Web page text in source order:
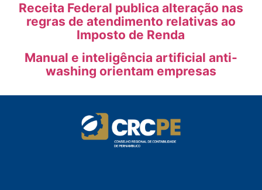
Receita Federal publica alteração nas
regras de atendimento relativas ao
Imposto de Renda
Manual e inteligência artificial anti-
washing orientam empresas